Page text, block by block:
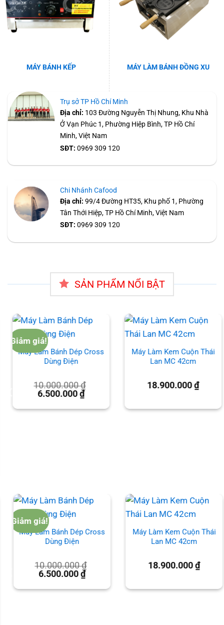
MÁY BÁNH KẾP MÁY LÀM BÁNH ĐỒNG XU
Trụ sở TP Hồ Chí Minh
Địa chỉ: 103 Đường Nguyễn Thị Nhung, Khu Nhà
Ở Vạn Phúc 1, Phường Hiệp Bình, TP Hồ Chí
Minh, Việt Nam
SĐT: 0969 309 120
Chi Nhánh Cafood
Địa chỉ: 99/4 Đường HT35, Khu phố 1, Phường
Tân Thới Hiệp, TP Hồ Chí Minh, Việt Nam
SĐT:0969 309 120
SẢN PHẨM NỔI BẬT
₫.
Giảm giá!
Máy Làm Bánh Dép Cross
Dùng Điện
10.000.000₫
Giá
là:
6.500.000₫ Giá
hiện
tại
Máy Làm Kem Cuộn Thái
Lan MC 42cm
18.900.000₫
Giảm giá!
Máy Làm Bánh Dép Cross
Dùng Điện
10.000.000₫
Giá
là:
6.500.000₫ Giá
hiện
tại
Máy Làm Kem Cuộn Thái
Lan MC 42cm
18.900.000₫